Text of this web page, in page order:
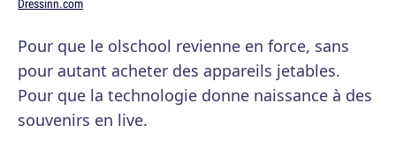
Pour que le olschool revienne en force, sans
pour autant acheter des appareils jetables.
Pour que la technologie donne naissance à des
souvenirs en live.